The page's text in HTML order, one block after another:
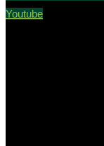
Youtube